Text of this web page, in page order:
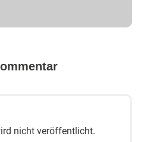
nicht veröffentlicht.